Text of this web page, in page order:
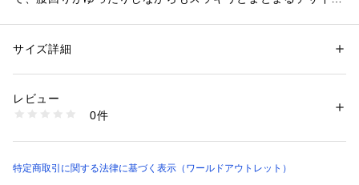
やすさも兼ね備えています。
日常からフォーマルなシーンまで幅広く活躍します。
非常にさらっとした風合いで適度なストレッチ感、リラックス
性別：レディース
素材：ポリエステル100％
商品番号：
153-65515 （ショップ）
サイズ詳細
レビュー
0件
特定商取引に関する法律に基づく表示（ワールドアウトレット）